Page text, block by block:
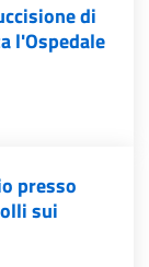
di
l'Ospedale
presso
sui